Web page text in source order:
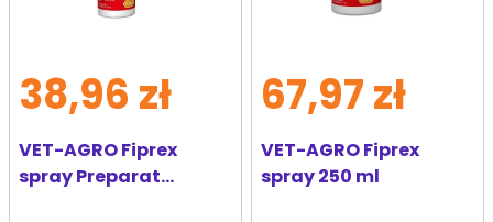
VET-AGRO Fiprex
spray Preparat
38,96 zł
VET-AGRO Fiprex
spray 250 ml
67,97 zł